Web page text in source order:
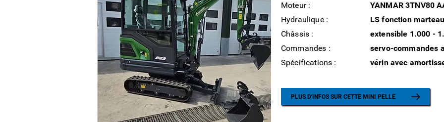
Moteur :
YANMAR 3TNV80
Hydraulique :
LS fonction
Châssis :
extensible 1.000 -
Commandes :
servo-commandes
Spécifications :
vérin avec
PLUS D'INFOS SUR CETTE MINI PELLE